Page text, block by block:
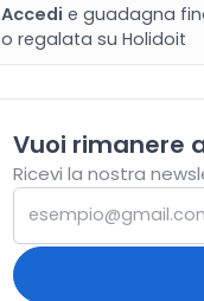
Accedi e guadagna
o regalata su Holidoit
Vuoi rimanere
Ricevi la nostra